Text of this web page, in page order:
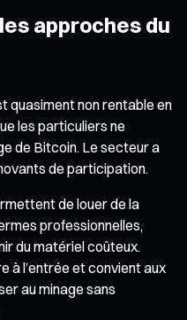
approches du
quasiment non rentable en
les particuliers ne
de Bitcoin. Le secteur a
de participation.
de louer de la
professionnelles,
du matériel coûteux.
à l’entrée et convient aux
au minage sans